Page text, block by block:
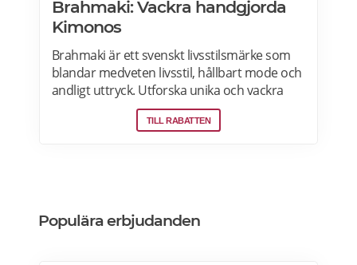
Brahmaki: Vackra handgjorda
Kimonos
Brahmaki är ett svenskt livsstilsmärke som
blandar medveten livsstil, hållbart mode och
andligt uttryck. Utforska unika och vackra
Maxi Kaftans – alla vändbara och tillverkade
av de finaste materialen, vilket ger en
TILL RABATTEN
Populära erbjudanden